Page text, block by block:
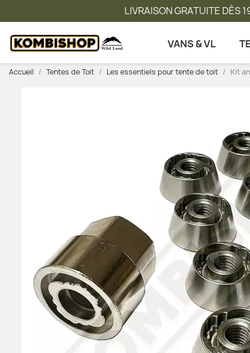
LIVRAISON GRATUITE DÈS
VANS & VL
Accueil Tentes de Toit Les essentiels pour tente de toit Kit